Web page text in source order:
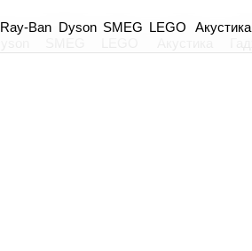
Акустика
Dyson
Ray-Ban LEGO
SMEG